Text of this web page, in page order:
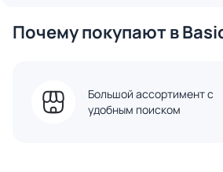
Почему покупают в
Большой ассортимент с
удобным поиском